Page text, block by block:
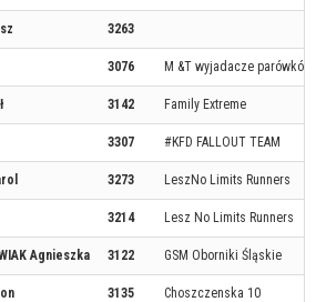
3263
3076 M &T wyjadacze parówków
3142 Family Extreme
3307 #KFD FALLOUT TEAM
3273 LeszNo Limits Runners
3214 Lesz No Limits Runners
Agnieszka 3122 GSM Oborniki Śląskie
3135 Choszczenska 10